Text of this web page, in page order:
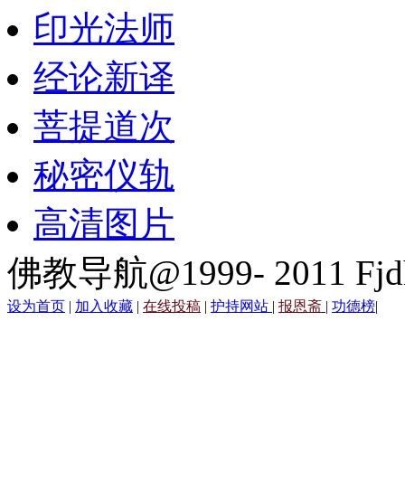
印光法师
经论新译
菩提道次
秘密仪轨
高清图片
佛教导航@1999- 2011
设为首页 | 加入收藏 | 在线投稿 | 护持网站 | 报恩斋 | 功德榜|